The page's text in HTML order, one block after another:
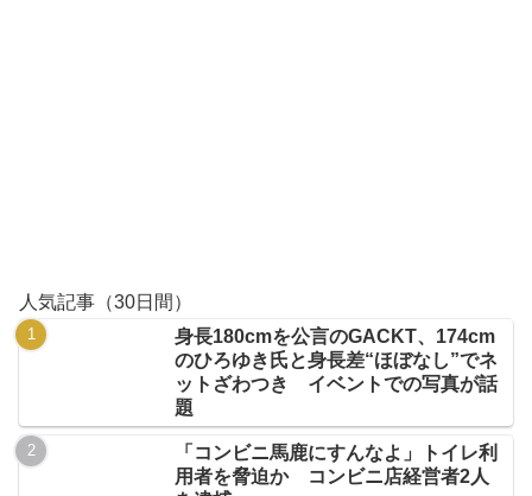
人気記事（30日間）
身長180cmを公言のGACKT、174cm
のひろゆき氏と身長差“ほぼなし”でネ
ットざわつき イベントでの写真が話
題
「コンビニ馬鹿にすんなよ」トイレ利
用者を脅迫か コンビニ店経営者2人